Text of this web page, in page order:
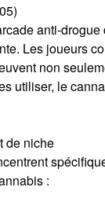
anti-
Les joueurs
non
utiliser, le
de niche
: